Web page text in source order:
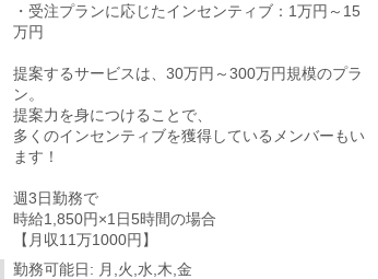
・受注プランに応じたインセンティブ：1万円～15
万円
提案するサービスは、30万円～300万円規模のプラ
ン。
提案力を身につけることで、
多くのインセンティブを獲得しているメンバーもい
ます！
週3日勤務で
時給1,850円×1日5時間の場合
【月収11万1000円】
勤務可能日: 月,火,水,木,金